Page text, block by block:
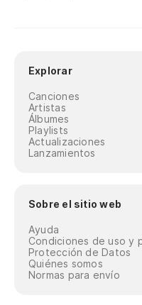
Explorar
Canciones
Artistas
Álbumes
Playlists
Actualizaciones
Lanzamientos
Sobre el sitio web
Ayuda
Condiciones de uso y
Protección de Datos
Quiénes somos
Normas para envío